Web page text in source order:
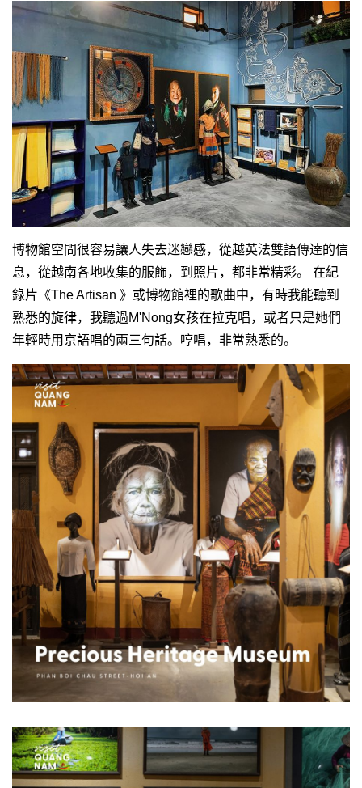
博物館空間很容易讓人失去迷戀感，從越英法雙語傳達的信
息，從越南各地收集的服飾，到照片，都非常精彩。 在紀
錄片《The Artisan 》或博物館裡的歌曲中，有時我能聽到
熟悉的旋律，我聽過M'Nong女孩在拉克唱，或者只是她們
年輕時用京語唱的兩三句話。哼唱，非常熟悉的。